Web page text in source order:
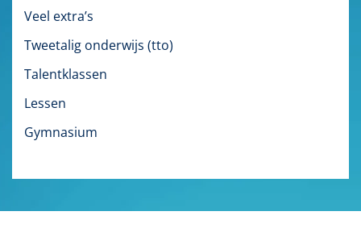
Veel extra’s
Tweetalig onderwijs (tto)
Talentklassen
Lessen
Gymnasium